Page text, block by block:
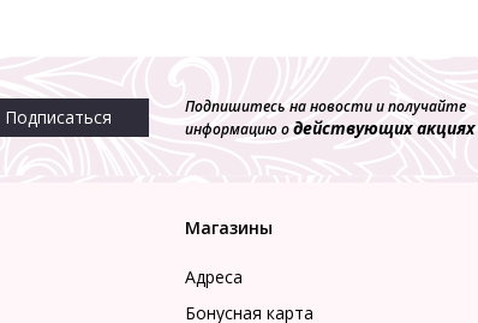
Подписаться
Подпишитесь на новости и получайте
информацию одействующих акциях
Магазины
Адреса
Бонусная карта